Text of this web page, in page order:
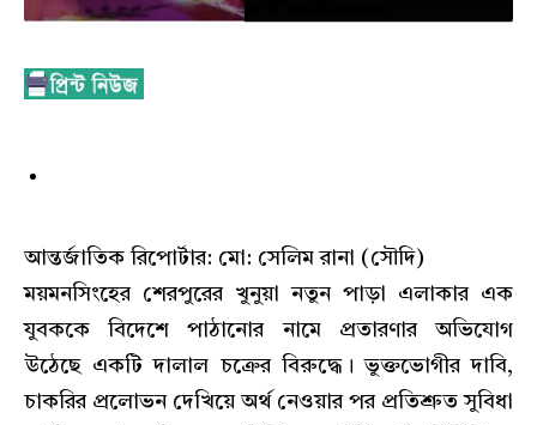
আন্তর্জাতিক রিপোর্টার: মো: সেলিম রানা (সৌদি)
ময়মনসিংহের শেরপুরের খুনুয়া নতুন পাড়া এলাকার এক
যুবককে বিদেশে পাঠানোর নামে প্রতারণার অভিযোগ
উঠেছে একটি দালাল চক্রের বিরুদ্ধে। ভুক্তভোগীর দাবি,
চাকরির প্রলোভন দেখিয়ে অর্থ নেওয়ার পর প্রতিশ্রুত সুবিধা